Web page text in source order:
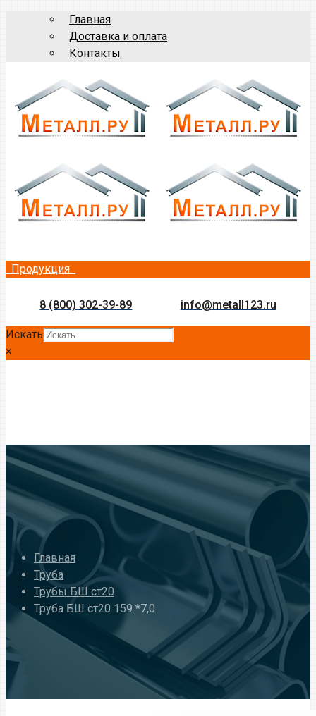
Главная
Доставка и оплата
Контакты
Продукция
8 (800) 302-39-89 info@metall123.ru
Искать
×
Главная
Труба
Трубы БШ ст20
Труба БШ ст20 159 *7,0